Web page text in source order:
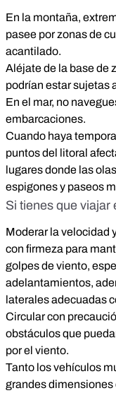
En la montaña,
pasee por zonas de
acantilado.
Aléjate de la base de
podrían estar sujetas
En el mar, no
embarcaciones.
Cuando haya
puntos del litoral
lugares donde las
espigones y paseos
Si tienes que viajar
Moderar la velocidad
con firmeza para
golpes de viento,
adelantamientos,
laterales adecuadas
Circular con
obstáculos que
por el viento.
Tanto los vehículos
grandes dimensiones